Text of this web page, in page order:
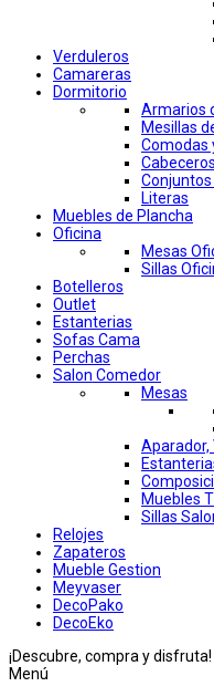
Verduleros
Camareras
Dormitorio
Armarios
Mesillas
Comodas
Literas
Muebles de Plancha
Oficina
Mesas
Sillas
Botelleros
Outlet
Estanterias
Sofas Cama
Perchas
Salon Comedor
Mesas
Aparador,
Muebles
Sillas
Relojes
Zapateros
Mueble Gestion
Meyvaser
DecoPako
DecoEko
¡Descubre, compra y disfruta!
Menú